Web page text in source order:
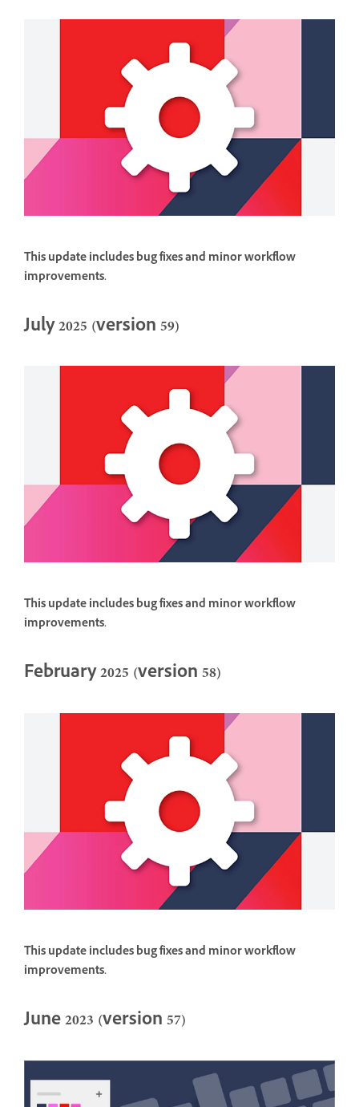
This update includes bug fixes and minor workflow
improvements.
July 2025 (version 59)
This update includes bug fixes and minor workflow
improvements.
February 2025 (version 58)
This update includes bug fixes and minor workflow
improvements.
June 2023 (version 57)